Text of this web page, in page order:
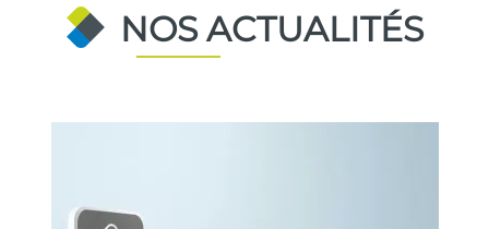
NOS ACTUALITÉS